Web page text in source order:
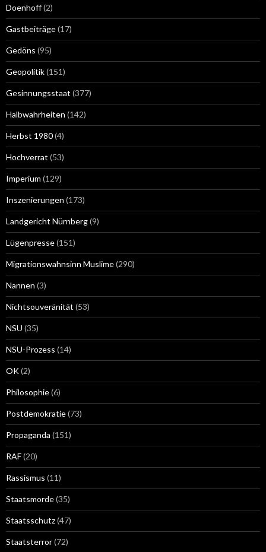
Doenhoff(2)
Gastbeiträge(17)
Gedöns (95)
Geopolitik(151)
Gesinnungsstaat (377)
Halbwahrheiten (142)
Herbst 1980(4)
Hochverrat (53)
Imperium (129)
Inszenierungen (173)
Landgericht Nürnberg(9)
Lügenpresse(151)
Migrationswahnsinn Muslime(290)
Nannen (3)
Nichtsouveränität (53)
NSU (35)
NSU-Prozess (14)
OK(2)
Philosophie(6)
Postdemokratie(73)
Propaganda (151)
RAF(20)
Rassismus (11)
Staatsmorde(35)
Staatsschutz(47)
Staatsterror(72)